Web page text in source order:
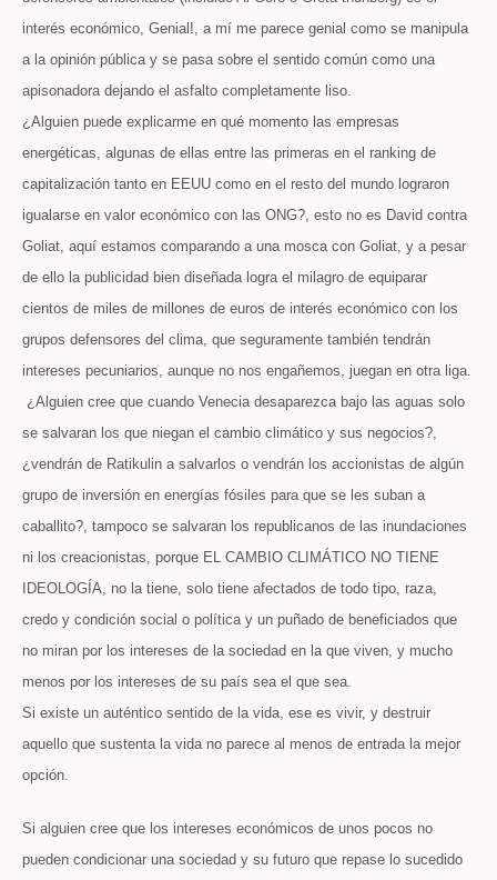
interés económico, Genial!, a mí me parece genial como se manipula
a la opinión pública y se pasa sobre el sentido común como una
apisonadora dejando el asfalto completamente liso.
¿Alguien puede explicarme en qué momento las empresas
energéticas, algunas de ellas entre las primeras en el ranking de
capitalización tanto en EEUU como en el resto del mundo lograron
igualarse en valor económico con las ONG?, esto no es David contra
Goliat, aquí estamos comparando a una mosca con Goliat, y a pesar
de ello la publicidad bien diseñada logra el milagro de equiparar
cientos de miles de millones de euros de interés económico con los
grupos defensores del clima, que seguramente también tendrán
intereses pecuniarios, aunque no nos engañemos, juegan en otra liga.
¿Alguien cree que cuando Venecia desaparezca bajo las aguas solo
se salvaran los que niegan el cambio climático y sus negocios?,
¿vendrán de Ratikulin a salvarlos o vendrán los accionistas de algún
grupo de inversión en energías fósiles para que se les suban a
caballito?, tampoco se salvaran los republicanos de las inundaciones
ni los creacionistas, porque EL CAMBIO CLIMÁTICO NO TIENE
IDEOLOGÍA, no la tiene, solo tiene afectados de todo tipo, raza,
credo y condición social o política y un puñado de beneficiados que
no miran por los intereses de la sociedad en la que viven, y mucho
menos por los intereses de su país sea el que sea.
Si existe un auténtico sentido de la vida, ese es vivir, y destruir
aquello que sustenta la vida no parece al menos de entrada la mejor
opción.
Si alguien cree que los intereses económicos de unos pocos no
pueden condicionar una sociedad y su futuro que repase lo sucedido